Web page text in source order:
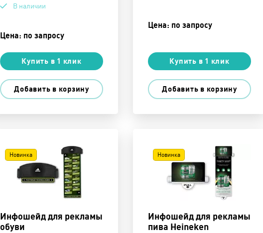
В наличии
Цена: по запросу
Купить в 1 клик
Добавить в корзину
Цена: по запросу
Купить в 1 клик
Добавить в корзину
Инфошейд для рекламы
обуви
Новинка
Инфошейд для рекламы
пива Heineken
Новинка